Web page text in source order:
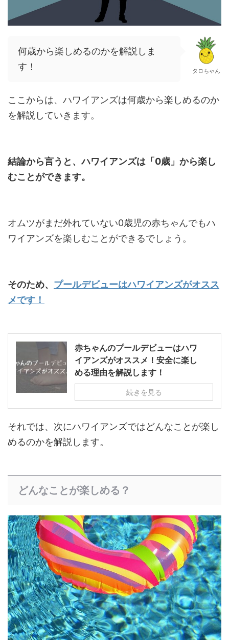
何歳から楽しめるのかを解説しま
す！
タロちゃん
ここからは、ハワイアンズは何歳から楽しめるのか
を解説していきます。
結論から言うと、ハワイアンズは「0歳」から楽し
むことができます。
オムツがまだ外れていない0歳児の赤ちゃんでもハ
ワイアンズを楽しむことができるでしょう。
そのため、 プールデビューはハワイアンズがオスス
メです！
赤ちゃんのプールデビューはハワ
イアンズがオススメ！安全に楽し
める理由を解説します！
続きを見る
それでは、次にハワイアンズではどんなことが楽し
めるのかを解説します。
どんなことが楽しめる？